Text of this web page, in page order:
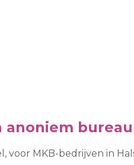
bureau
voor MKB-bedrijven in